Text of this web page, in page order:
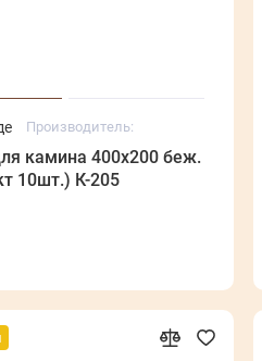
Производитель:
камина 400х200 беж.
10шт.) К-205